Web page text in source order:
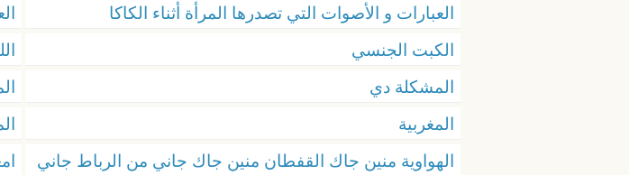
العبارات و الأصوات التي تصدرها المرأة أثناء الكاكا
الكبت الجنسي
المشكلة دي
المغربية
الهواوية منين جاك القفطان منين جاك جاني من الرباط جاني